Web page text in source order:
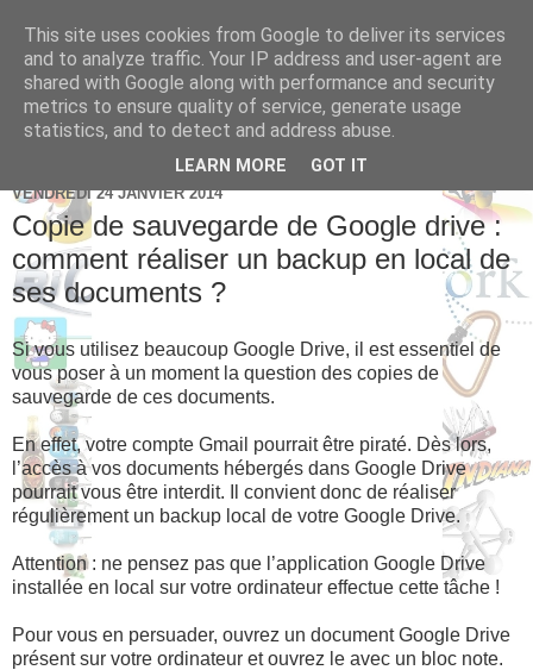
Brice Cornet: serial
entrepreneur hédoniste
VENDREDI 24 JANVIER 2014
Copie de sauvegarde de Google drive :
comment réaliser un backup en local de
ses documents ?
Si vous utilisez beaucoup Google Drive, il est essentiel de
vous poser à un moment la question des copies de
sauvegarde de ces documents.
En effet, votre compte Gmail pourrait être piraté. Dès lors,
l’accès à vos documents hébergés dans Google Drive
pourrait vous être interdit. Il convient donc de réaliser
régulièrement un backup local de votre Google Drive.
Attention : ne pensez pas que l’application Google Drive
installée en local sur votre ordinateur effectue cette tâche !
Pour vous en persuader, ouvrez un document Google Drive
présent sur votre ordinateur et ouvrez le avec un bloc note.
This site uses cookies from Google to deliver its services
and to analyze traffic. Your IP address and user-agent are
shared with Google along with performance and security
metrics to ensure quality of service, generate usage
statistics, and to detect and address abuse.
LEARN MORE GOT IT